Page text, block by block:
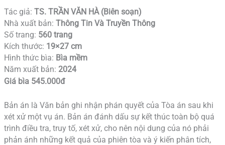
Tác giả: TS. TRẦN VĂN HÀ (Biên soạn)
Nhà xuất bản: Thông Tin Và Truyền Thông
Số trang: 560 trang
Kích thước: 19×27 cm
Hình thức bìa: Bìa mềm
Năm xuất bản: 2024
Giá bìa 545.000đ
Bản án là Văn bản ghi nhận phán quyết của Tòa án sau khi
xét xử một vụ án. Bản án đánh dấu sự kết thúc toàn bộ quá
trình điều tra, truy tố, xét xử, cho nên nội dung của nó phải
phản ánh những kết quả của phiên tòa và ý kiến phân tích,